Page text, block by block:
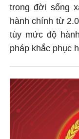
trong đời sống
hành chính từ
tùy mức độ
pháp khắc phục